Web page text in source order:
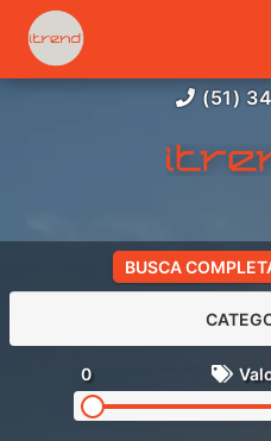
(51)
BUSCA
0